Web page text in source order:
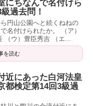
にちなんで名付けら
過去問！
円山公園へと続くねねの
名付けられたか。 （ア）
（ウ）豊臣秀吉 （エ...
を読む
近にあった白河法皇
都検定第14回3級過